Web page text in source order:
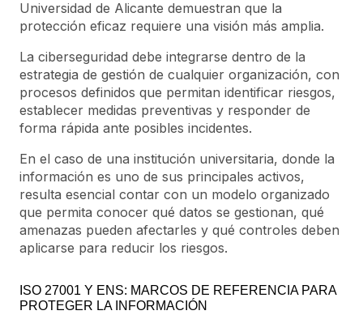
Universidad de Alicante demuestran que la
protección eficaz requiere una visión más amplia.
La ciberseguridad debe integrarse dentro de la
estrategia de gestión de cualquier organización, con
procesos definidos que permitan identificar riesgos,
establecer medidas preventivas y responder de
forma rápida ante posibles incidentes.
En el caso de una institución universitaria, donde la
información es uno de sus principales activos,
resulta esencial contar con un modelo organizado
que permita conocer qué datos se gestionan, qué
amenazas pueden afectarles y qué controles deben
aplicarse para reducir los riesgos.
ISO 27001 Y ENS: MARCOS DE REFERENCIA PARA
PROTEGER LA INFORMACIÓN